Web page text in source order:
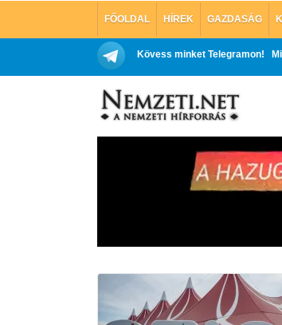
FŐOLDAL HÍREK GAZDASÁG
Kövess minket Telegramon!